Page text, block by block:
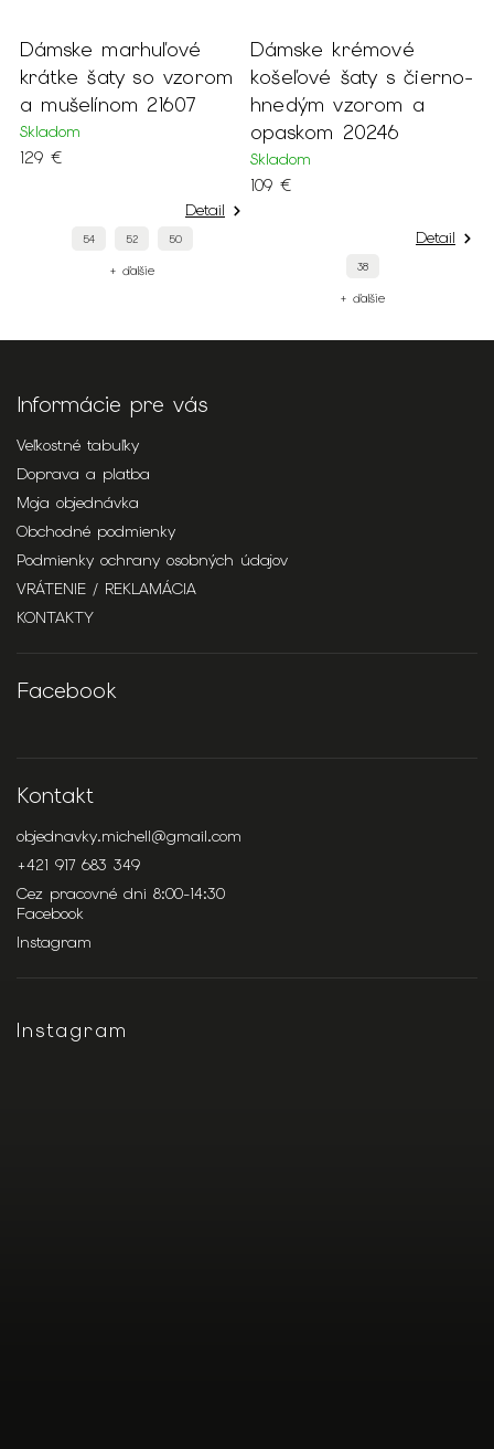
Dámske marhuľové
krátke šaty so vzorom
a mušelínom 21607
Skladom
129 €
Detail
54 52 50
+ ďalšie
Dámske krémové
košeľové šaty s čierno-
hnedým vzorom a
opaskom 20246
Skladom
109 €
Detail
38
+ ďalšie
Informácie pre vás
Veľkostné tabuľky
Doprava a platba
Moja objednávka
Obchodné podmienky
Podmienky ochrany osobných údajov
VRÁTENIE / REKLAMÁCIA
KONTAKTY
Facebook
Kontakt
objednavky.michell@gmail.com
+421 917 683 349
Cez pracovné dni 8:00-14:30
Facebook
Instagram
Instagram